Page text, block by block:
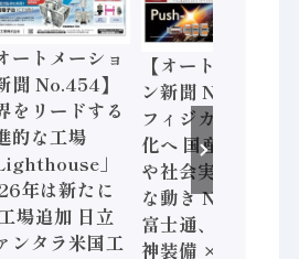
ートメーショ
聞 No.454】
をリードする
的な工場
」
年は新たに
場追加 日立
ンタラ米国工
【オートメーショ
ン新聞 No.453】
フィジカルAI本格
化へ 国産AI開発
や社会実装に活発
な動き Noetra、
富士通、日立 / 兵
神装備 × HMS、